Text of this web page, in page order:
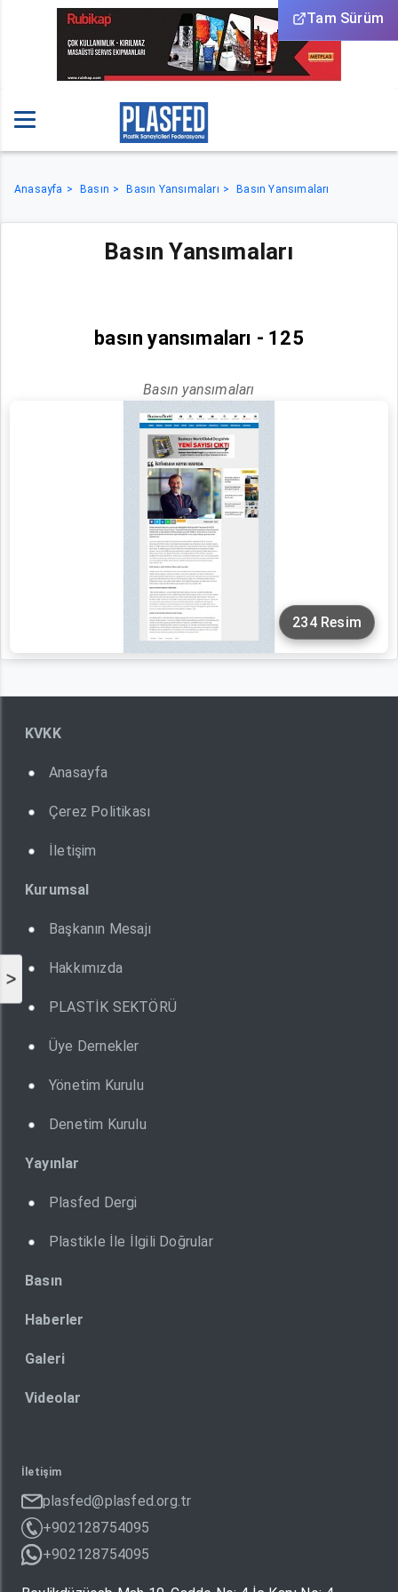
Tam Sürüm
>
Anasayfa Basın Basın Yansımaları Basın Yansımaları
Basın Yansımaları
basın yansımaları - 125
Basın yansımaları
234 Resim
KVKK
Anasayfa
Çerez Politikası
İletişim
Kurumsal
Başkanın Mesajı
Hakkımızda
PLASTİK SEKTÖRÜ
Üye Dernekler
Yönetim Kurulu
Denetim Kurulu
Yayınlar
Plasfed Dergi
Plastikle İle İlgili Doğrular
Basın
Haberler
Galeri
Videolar
İletişim
plasfed@plasfed.org.tr
+902128754095
+902128754095